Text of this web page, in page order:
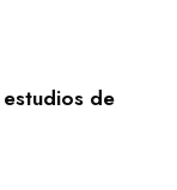
estudios de